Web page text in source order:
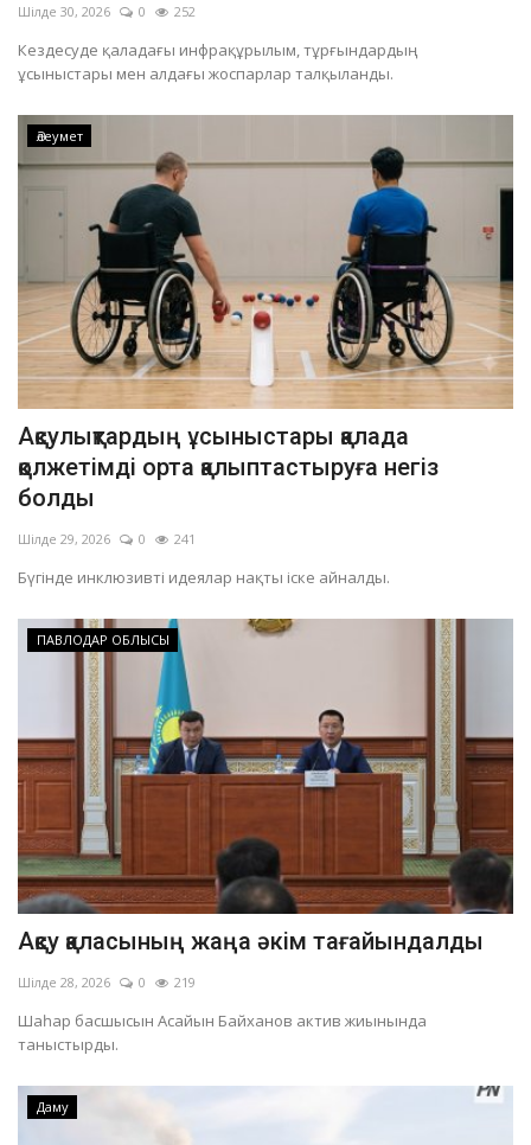
Шілде 30, 2026 0 252
Кездесуде қаладағы инфрақұрылым, тұрғындардың
ұсыныстары мен алдағы жоспарлар талқыланды.
Әлеумет
Ақсулықтардың ұсыныстары қалада
қолжетімді орта қалыптастыруға негіз
болды
Шілде 29, 2026 0 241
Бүгінде инклюзивті идеялар нақты іске айналды.
ПАВЛОДАР ОБЛЫСЫ
Ақсу қаласының жаңа әкім тағайындалды
Шілде 28, 2026 0 219
Шаһар басшысын Асайын Байханов актив жиынында
таныстырды.
Даму